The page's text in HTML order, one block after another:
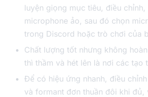
luyện giọng mục tiêu, điều
microphone ảo, sau đó chọn
trong Discord hoặc trò chơi của
Chất lượng tốt nhưng không
thì thầm và hét lên là nơi các tạo
Để có hiệu ứng nhanh, điều
và formant đơn thuần đôi khi đủ,